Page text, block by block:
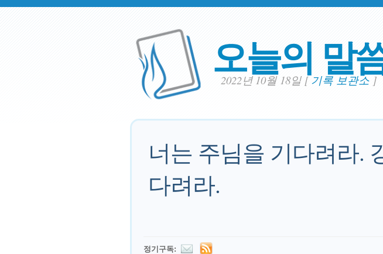
오늘의 말
2022년 10월 18일 [기록 보관소]
너는 주님을 기다려라.
다려라.
정기구독: